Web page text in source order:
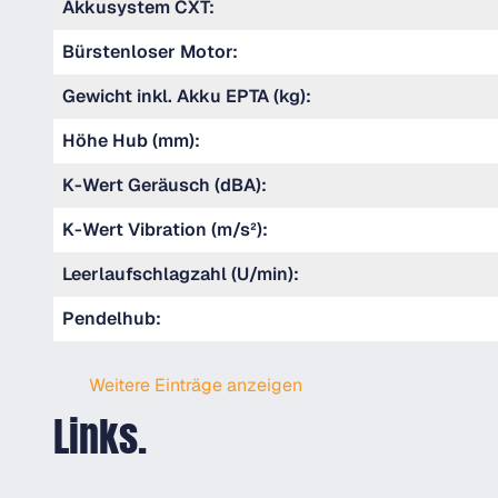
Akkusystem CXT:
Bürstenloser Motor:
Gewicht inkl. Akku EPTA (kg):
Höhe Hub (mm):
K-Wert Geräusch (dBA):
K-Wert Vibration (m/s²):
Leerlaufschlagzahl (U/min):
Pendelhub:
Weitere Einträge anzeigen
Links.